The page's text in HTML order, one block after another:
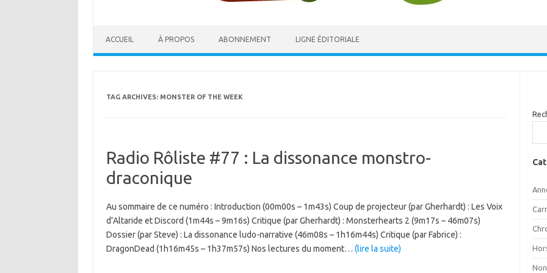
ACCUEIL À PROPOS ABONNEMENT LIGNE ÉDITORIALE
TAG ARCHIVES: MONSTER OF THE WEEK
Radio Rôliste #77 : La dissonance monstro-
draconique
Au sommaire de ce numéro : Introduction (00m00s – 1m43s) Coup de projecteur (par Gherhardt) : Les Voix
d’Altaride et Discord (1m44s – 9m16s) Critique (par Gherhardt) : Monsterhearts 2 (9m17s – 46m07s)
Dossier (par Steve) : La dissonance ludo-narrative (46m08s – 1h16m44s) Critique (par Fabrice) :
DragonDead (1h16m45s – 1h37m57s) Nos lectures du moment… (lire la suite)